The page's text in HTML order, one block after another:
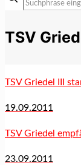
TSV
TSV Griedel III
19.09.2011
TSV Griedel
23.09.2011